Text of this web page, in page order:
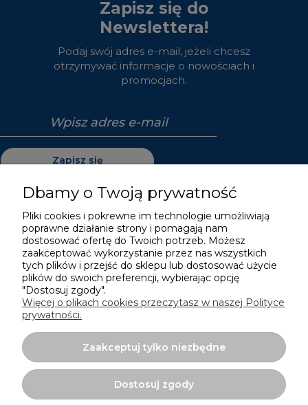
Zapisz się do
Newslettera!
Podaj swój adres e-mail, jeżeli chcesz
otrzymywać informacje o nowościach i
promocjach.
Zapisz się
Pomoc
Moje konto
Płatności i dostawa
Informacje
O nas
Dbamy o Twoją prywatność
Pliki cookies i pokrewne im technologie umożliwiają
poprawne działanie strony i pomagają nam
dostosować ofertę do Twoich potrzeb. Możesz
zaakceptować wykorzystanie przez nas wszystkich
tych plików i przejść do sklepu lub dostosować użycie
plików do swoich preferencji, wybierając opcję
"Dostosuj zgody".
Więcej o plikach cookies przeczytasz w naszej Polityce
prywatności.
Zaakceptuj tylko niezbędne
Dostosuj zgody